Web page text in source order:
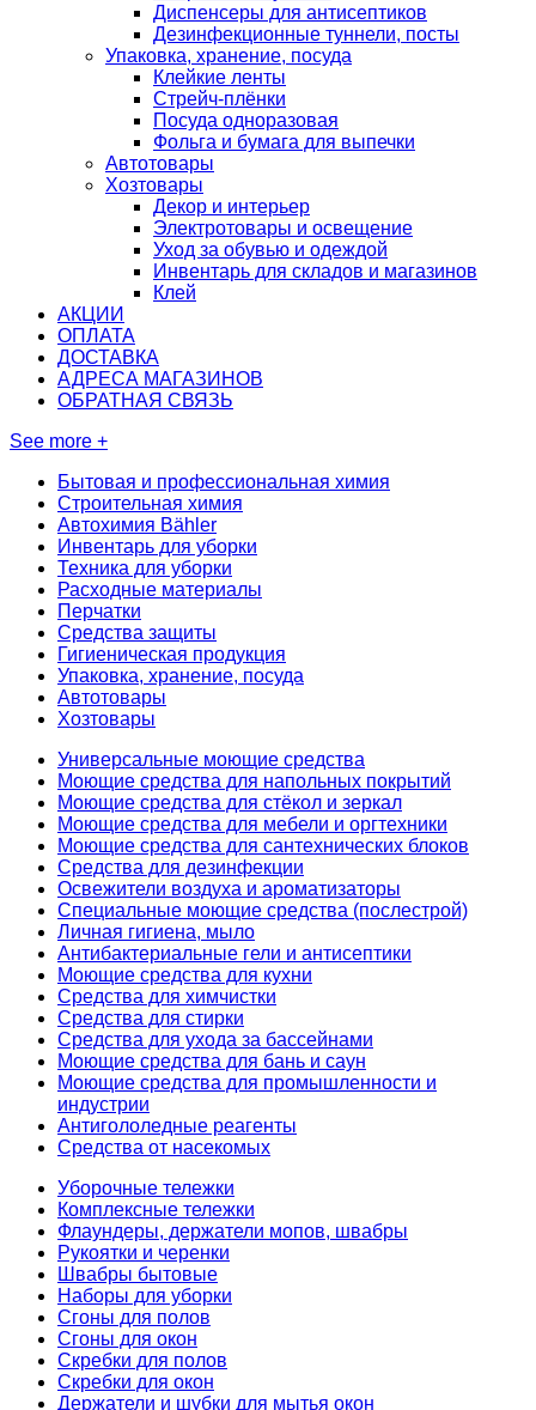
Диспенсеры для антисептиков
Дезинфекционные туннели, посты
Упаковка, хранение, посуда
Клейкие ленты
Стрейч-плёнки
Посуда одноразовая
Фольга и бумага для выпечки
Автотовары
Хозтовары
Декор и интерьер
Электротовары и освещение
Уход за обувью и одеждой
Инвентарь для складов и магазинов
Клей
АКЦИИ
ОПЛАТА
ДОСТАВКА
АДРЕСА МАГАЗИНОВ
ОБРАТНАЯ СВЯЗЬ
See more +
Бытовая и профессиональная химия
Строительная химия
Автохимия Bähler
Инвентарь для уборки
Техника для уборки
Расходные материалы
Перчатки
Средства защиты
Гигиеническая продукция
Упаковка, хранение, посуда
Автотовары
Хозтовары
Универсальные моющие средства
Моющие средства для напольных покрытий
Моющие средства для стёкол и зеркал
Моющие средства для мебели и оргтехники
Моющие средства для сантехнических блоков
Средства для дезинфекции
Освежители воздуха и ароматизаторы
Специальные моющие средства (послестрой)
Личная гигиена, мыло
Антибактериальные гели и антисептики
Моющие средства для кухни
Средства для химчистки
Средства для стирки
Средства для ухода за бассейнами
Моющие средства для бань и саун
Моющие средства для промышленности и
индустрии
Антигололедные реагенты
Средства от насекомых
Уборочные тележки
Комплексные тележки
Флаундеры, держатели мопов, швабры
Рукоятки и черенки
Швабры бытовые
Наборы для уборки
Сгоны для полов
Сгоны для окон
Скребки для полов
Скребки для окон
Держатели и шубки для мытья окон